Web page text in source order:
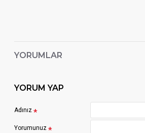
YORUMLAR
YORUM YAP
Adınız
Yorumunuz